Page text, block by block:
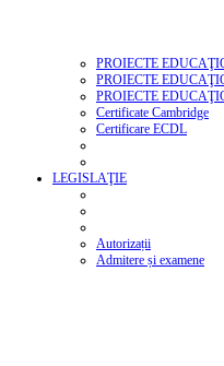
PROIECTE
PROIECTE
PROIECTE
Certificate Cambridge
Certificare ECDL
LEGISLAŢIE
Autorizații
Admitere și examene